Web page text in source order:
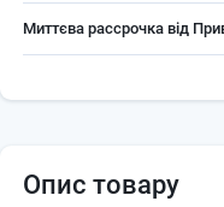
Миттєва рассрочка від
Опис товару